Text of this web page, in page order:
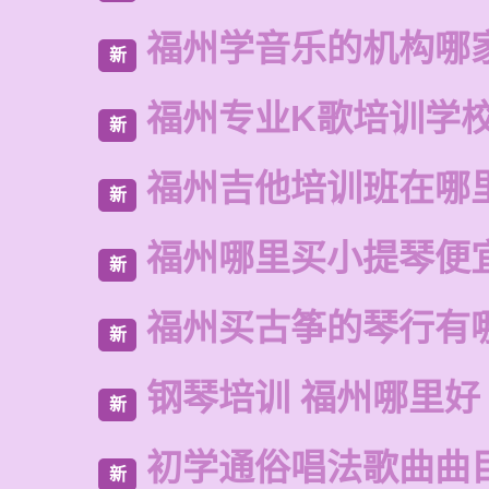
新 福州学音乐的机构哪
新 福州专业K歌培训学
新 福州吉他培训班在哪
新 福州哪里买小提琴便
新 福州买古筝的琴行有
新 钢琴培训 福州哪里好
新 初学通俗唱法歌曲曲